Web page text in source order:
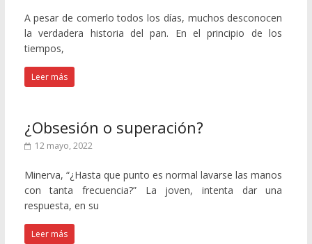
A pesar de comerlo todos los días, muchos desconocen
la verdadera historia del pan. En el principio de los
tiempos,
Leer más
¿Obsesión o superación?
12 mayo, 2022
Minerva, “¿Hasta que punto es normal lavarse las manos
con tanta frecuencia?” La joven, intenta dar una
respuesta, en su
Leer más